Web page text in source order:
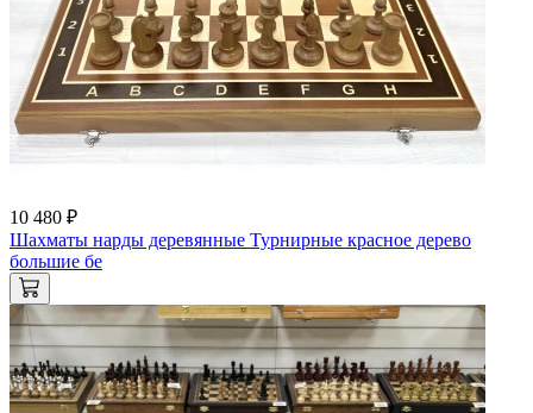
10 480 ₽
Шахматы нарды деревянные Турнирные красное дерево
большие бе